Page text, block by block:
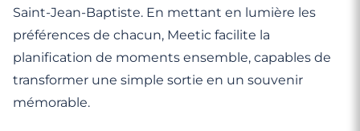
Saint-Jean-Baptiste. En mettant en lumière les
préférences de chacun, Meetic facilite la
planification de moments ensemble, capables de
transformer une simple sortie en un souvenir
mémorable.